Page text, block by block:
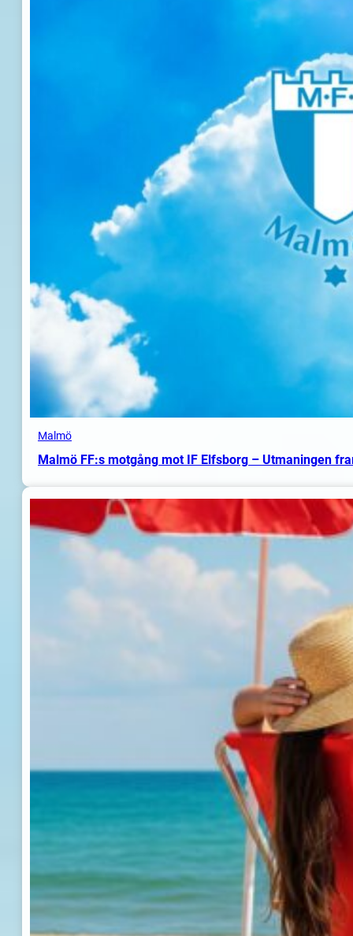
Malmö
Malmö FF:s motgång mot IF Elfsborg – Utmaningen